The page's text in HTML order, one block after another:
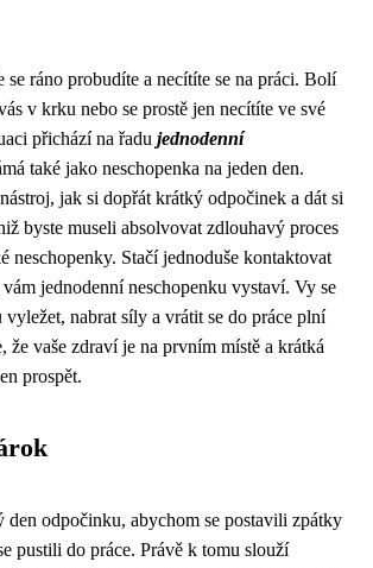
se ráno probudíte a necítíte se na práci. Bolí
v krku nebo se prostě jen necítíte ve své
přichází na řadu jednodenní
také jako neschopenka na jeden den.
jak si dopřát krátký odpočinek a dát si
byste museli absolvovat zdlouhavý proces
neschopenky. Stačí jednoduše kontaktovat
jednodenní neschopenku vystaví. Vy se
nabrat síly a vrátit se do práce plní
že vaše zdraví je na prvním místě a krátká
prospět.
den odpočinku, abychom se postavili zpátky
pustili do práce. Právě k tomu slouží